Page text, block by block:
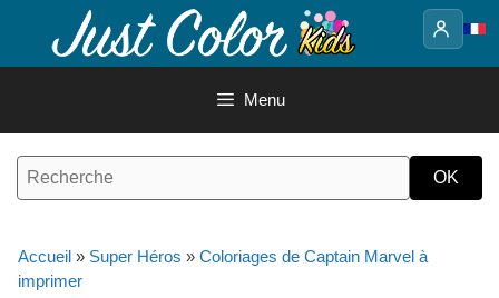
contenu
Menu
Accueil » Super Héros » Coloriages de Captain Marvel à
imprimer